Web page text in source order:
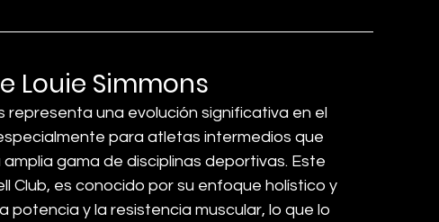
Louie Simmons
representa una evolución significativa en el
para atletas intermedios que
gama de disciplinas deportivas. Este
Club, es conocido por su enfoque holístico y
potencia y la resistencia muscular, lo que lo